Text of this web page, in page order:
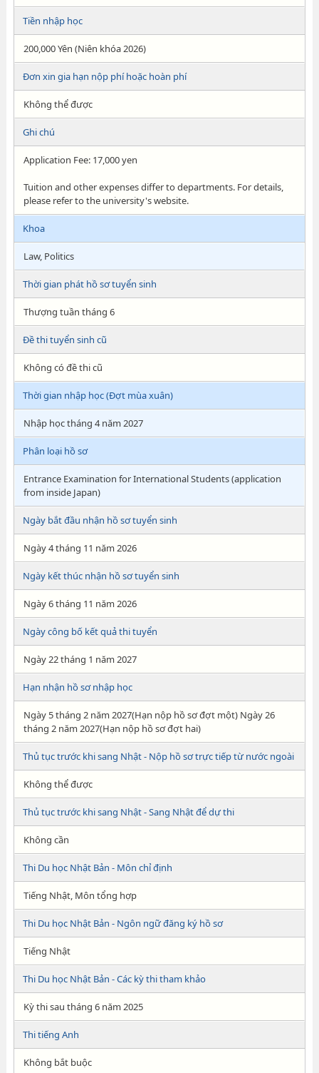
Tiền nhập học
200,000 Yên (Niên khóa 2026)
Đơn xin gia hạn nộp phí hoặc hoàn phí
Không thể được
Ghi chú
Application Fee: 17,000 yen
Tuition and other expenses differ to departments. For details,
please refer to the university's website.
Khoa
Law, Politics
Thời gian phát hồ sơ tuyển sinh
Thượng tuần tháng 6
Đề thi tuyển sinh cũ
Không có đề thi cũ
Thời gian nhập học (Đợt mùa xuân)
Nhập học tháng 4 năm 2027
Phân loại hồ sơ
Entrance Examination for International Students (application
from inside Japan)
Ngày bắt đầu nhận hồ sơ tuyển sinh
Ngày 4 tháng 11 năm 2026
Ngày kết thúc nhận hồ sơ tuyển sinh
Ngày 6 tháng 11 năm 2026
Ngày công bố kết quả thi tuyển
Ngày 22 tháng 1 năm 2027
Hạn nhận hồ sơ nhập học
Ngày 5 tháng 2 năm 2027(Hạn nộp hồ sơ đợt một) Ngày 26
tháng 2 năm 2027(Hạn nộp hồ sơ đợt hai)
Thủ tục trước khi sang Nhật - Nộp hồ sơ trực tiếp từ nước ngoài
Không thể được
Thủ tục trước khi sang Nhật - Sang Nhật để dự thi
Không cần
Thi Du học Nhật Bản - Môn chỉ định
Tiếng Nhật, Môn tổng hợp
Thi Du học Nhật Bản - Ngôn ngữ đăng ký hồ sơ
Tiếng Nhật
Thi Du học Nhật Bản - Các kỳ thi tham khảo
Kỳ thi sau tháng 6 năm 2025
Thi tiếng Anh
Không bắt buộc